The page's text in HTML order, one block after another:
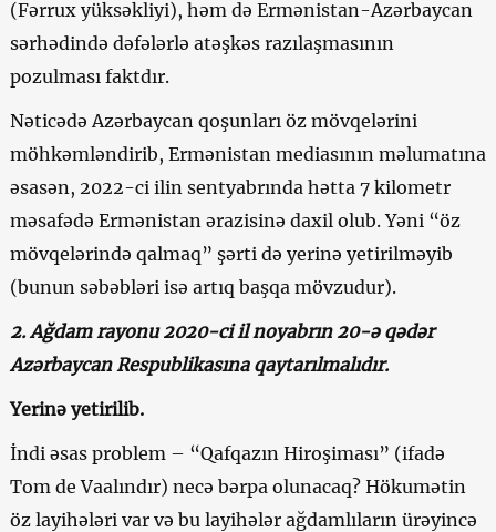
(Fərrux yüksəkliyi), həm də Ermənistan-Azərbaycan
sərhədində dəfələrlə atəşkəs razılaşmasının
pozulması faktdır.
Nəticədə Azərbaycan qoşunları öz mövqelərini
möhkəmləndirib, Ermənistan mediasının məlumatına
əsasən, 2022-ci ilin sentyabrında hətta 7 kilometr
məsafədə Ermənistan ərazisinə daxil olub. Yəni “öz
mövqelərində qalmaq” şərti də yerinə yetirilməyib
(bunun səbəbləri isə artıq başqa mövzudur).
2. Ağdam rayonu 2020-ci il noyabrın 20-ə qədər
Azərbaycan Respublikasına qaytarılmalıdır.
Yerinə yetirilib.
İndi əsas problem – “Qafqazın Hiroşiması” (ifadə
Tom de Vaalındır) necə bərpa olunacaq? Hökumətin
öz layihələri var və bu layihələr ağdamlıların ürəyincə